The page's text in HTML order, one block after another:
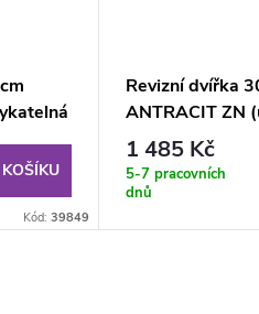
Kód: 39849
Revizní dvířka
ANTRACIT ZN
na klíč)
1 485 Kč
5-7 pracovních
dnů